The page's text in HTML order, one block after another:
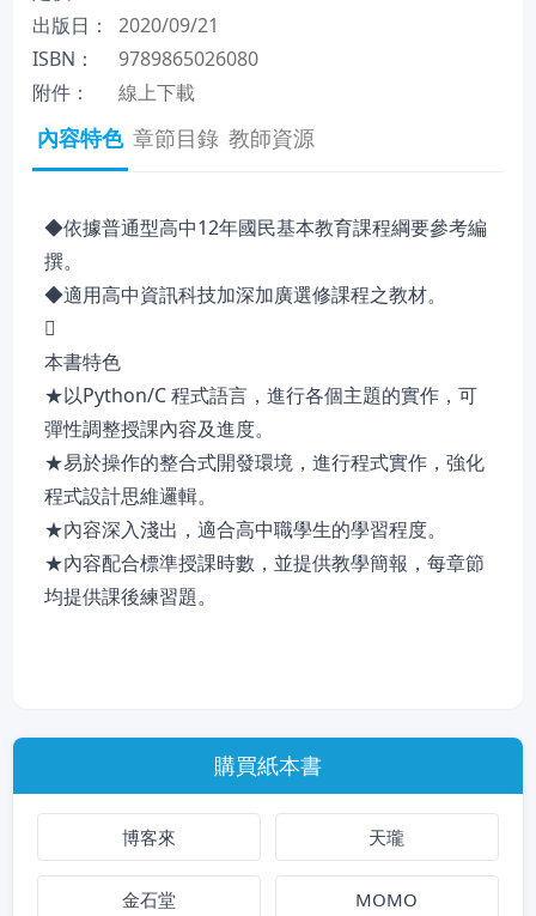
出版日：
2020/09/21
ISBN：
9789865026080
附件：
線上下載
內容特色 章節目錄 教師資源
◆依據普通型高中12年國民基本教育課程綱要參考編
撰。
◆適用高中資訊科技加深加廣選修課程之教材。

本書特色
★以Python/C 程式語言，進行各個主題的實作，可
彈性調整授課內容及進度。
★易於操作的整合式開發環境，進行程式實作，強化
程式設計思維邏輯。
★內容深入淺出，適合高中職學生的學習程度。
★內容配合標準授課時數，並提供教學簡報，每章節
均提供課後練習題。
購買紙本書
博客來 天瓏
金石堂 MOMO